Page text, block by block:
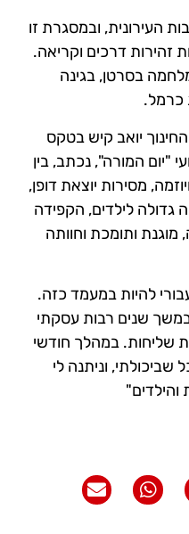
העירונית, ובמסגרת זו
זהירות דרכים וקריאה.
בסרטן, בגינה
כרמל.
יואב קיש בטקס
"יום המורה", נכתב, בין
מסירות יוצאת דופן,
גדולה לילדים, הקפידה
מוגנת ותומכת וחוותה
להיות במעמד כזה.
שנים רבות עסקתי
שליחות. במהלך חודשי
וניתנה לי